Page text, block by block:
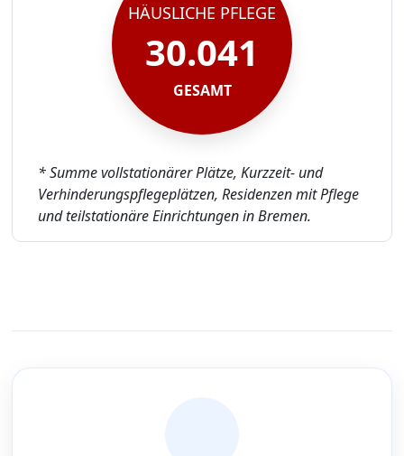
HÄUSLICHE PFLEGE
30.041
GESAMT
* Summe vollstationärer Plätze, Kurzzeit- und
Verhinderungspflegeplätzen, Residenzen mit Pflege
und teilstationäre Einrichtungen in Bremen.